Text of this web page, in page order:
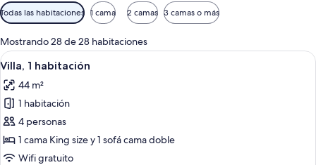
Filtros
disponibles
para
las
habitaciones
Todas las habitaciones 1 cama 2 camas 3 camas o más
Mostrando 28 de 28 habitaciones
Ver
todas
las
fotos
de
Villa,
1
Una cama bien hecha con ropa
3
Villa, 1 habitación
44 m²
1 habitación
4 personas
1 cama King size y 1 sofá cama doble
Wifi gratuito